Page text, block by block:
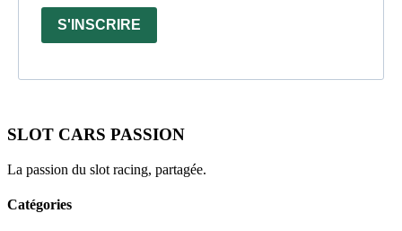
S'INSCRIRE
SLOT CARS PASSION
La passion du slot racing, partagée.
Catégories